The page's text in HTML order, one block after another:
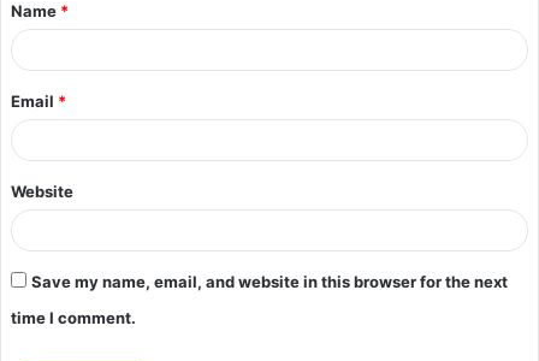
Name *
Email *
Website
Save my name, email, and website in this browser for the next
time I comment.